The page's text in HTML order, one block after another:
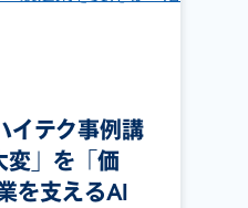
イテク事例講
変」を「価
を支えるAI